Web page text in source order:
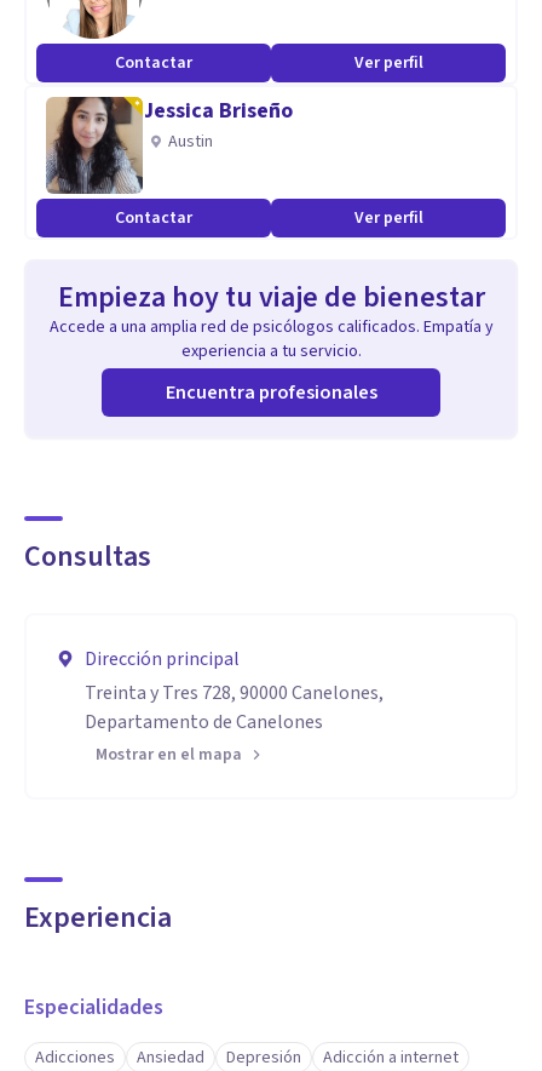
Contactar Ver perfil
Jessica Briseño
Austin
Contactar Ver perfil
Empieza hoy tu viaje de bienestar
Accede a una amplia red de psicólogos calificados. Empatía y
experiencia a tu servicio.
Encuentra profesionales
Consultas
Dirección principal
Treinta y Tres 728, 90000 Canelones,
Departamento de Canelones
Mostrar en el mapa
Experiencia
Especialidades
Adicciones Ansiedad Depresión
Adicción a internet